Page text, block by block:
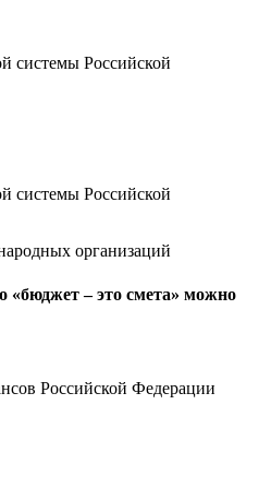
системы Российской
системы Российской
организаций
«бюджет – это смета» можно
Российской Федерации